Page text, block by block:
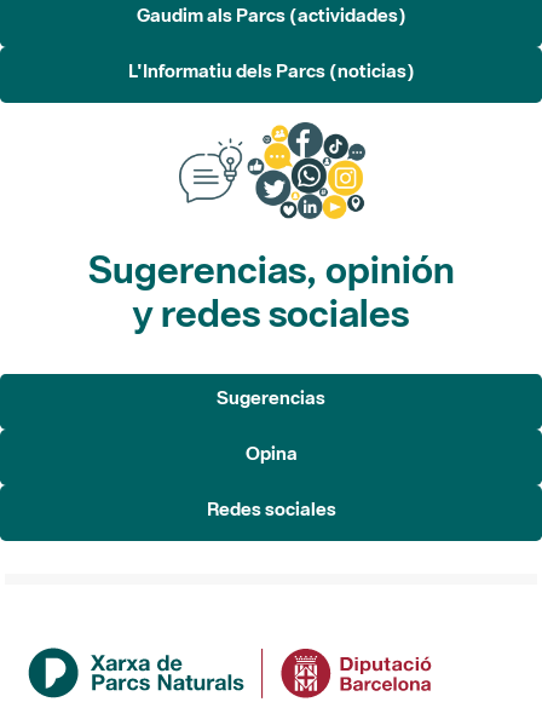
Gaudim als Parcs (actividades)
L'Informatiu dels Parcs (noticias)
Sugerencias, opinión
y redes sociales
Sugerencias
Opina
Redes sociales